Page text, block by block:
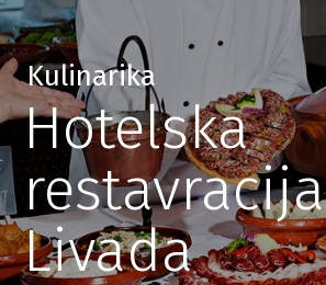
Kulinarika
Hotelska
restavracija
Livada